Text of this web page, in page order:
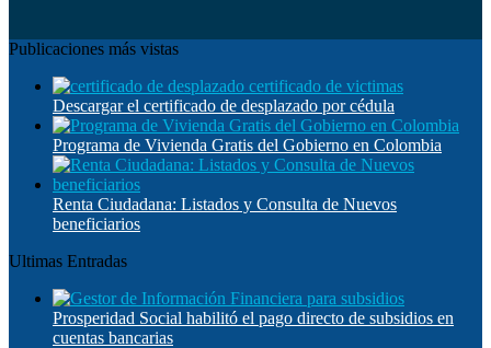
Publicaciones más vistas
Descargar el certificado de desplazado por cédula
Programa de Vivienda Gratis del Gobierno en Colombia
Renta Ciudadana: Listados y Consulta de Nuevos
beneficiarios
Ultimas Entradas
Prosperidad Social habilitó el pago directo de subsidios en
cuentas bancarias